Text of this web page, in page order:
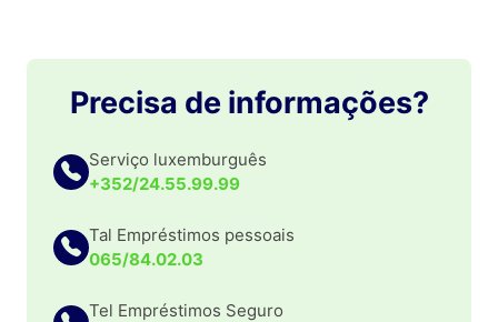
Precisa de informações?
Serviço luxemburguês
+352/24.55.99.99
Tal Empréstimos pessoais
065/84.02.03
Tel Empréstimos Seguro